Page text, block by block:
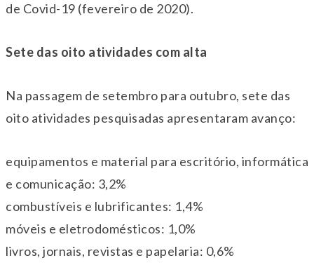
de Covid-19 (fevereiro de 2020).
Sete das oito atividades com alta
Na passagem de setembro para outubro, sete das
oito atividades pesquisadas apresentaram avanço:
equipamentos e material para escritório, informática
e comunicação: 3,2%
combustíveis e lubrificantes: 1,4%
móveis e eletrodomésticos: 1,0%
livros, jornais, revistas e papelaria: 0,6%